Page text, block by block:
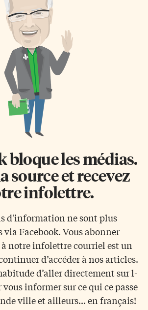
bloque les médias.
source et recevez
infolettre.
d'information ne sont plus
via Facebook. Vous abonner
notre infolettre courriel est un
d’accéder à nos articles.
d’aller directement sur l-
vous informer sur ce qui ce passe
ville et ailleurs... en français!